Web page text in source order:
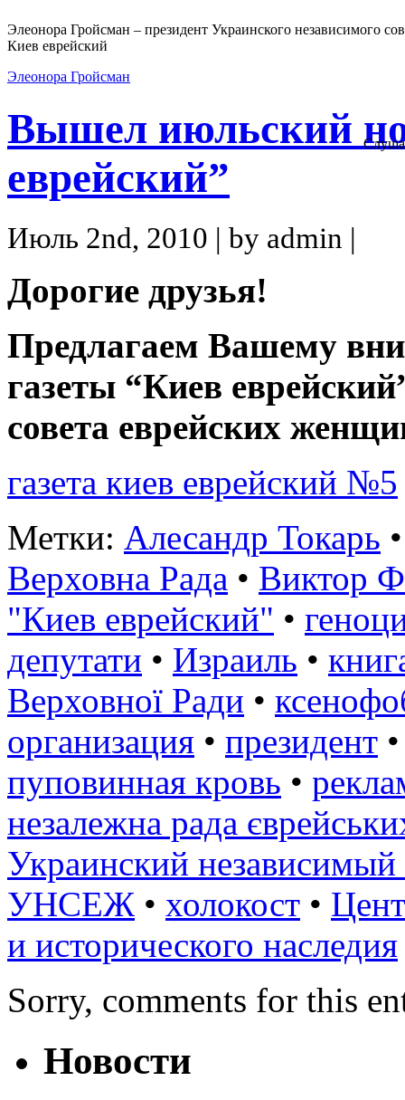
Элеонора Гройсман – президент Украинского независимого
Киев еврейский
Элеонора Гройсман
Вышел июльский
еврейский”
Июль 2nd, 2010 | by admin |
Дорогие друзья!
Предлагаем Вашему
газеты “Киев
совета еврейских
газета киев еврейский №5
Метки: Алесандр Токарь
Верховна Рада • Виктор
"Киев еврейский" •
депутати • Израиль •
Верховної Ради •
организация • президент
пуповинная кровь •
незалежна рада
Украинский
УНСЕЖ • холокост •
и исторического наследия
Sorry, comments for this
Новости